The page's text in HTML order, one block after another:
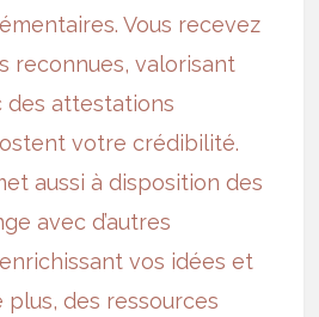
Vous recevez
reconnues, valorisant
des attestations
votre crédibilité.
aussi à disposition des
avec d’autres
vos idées et
plus, des ressources